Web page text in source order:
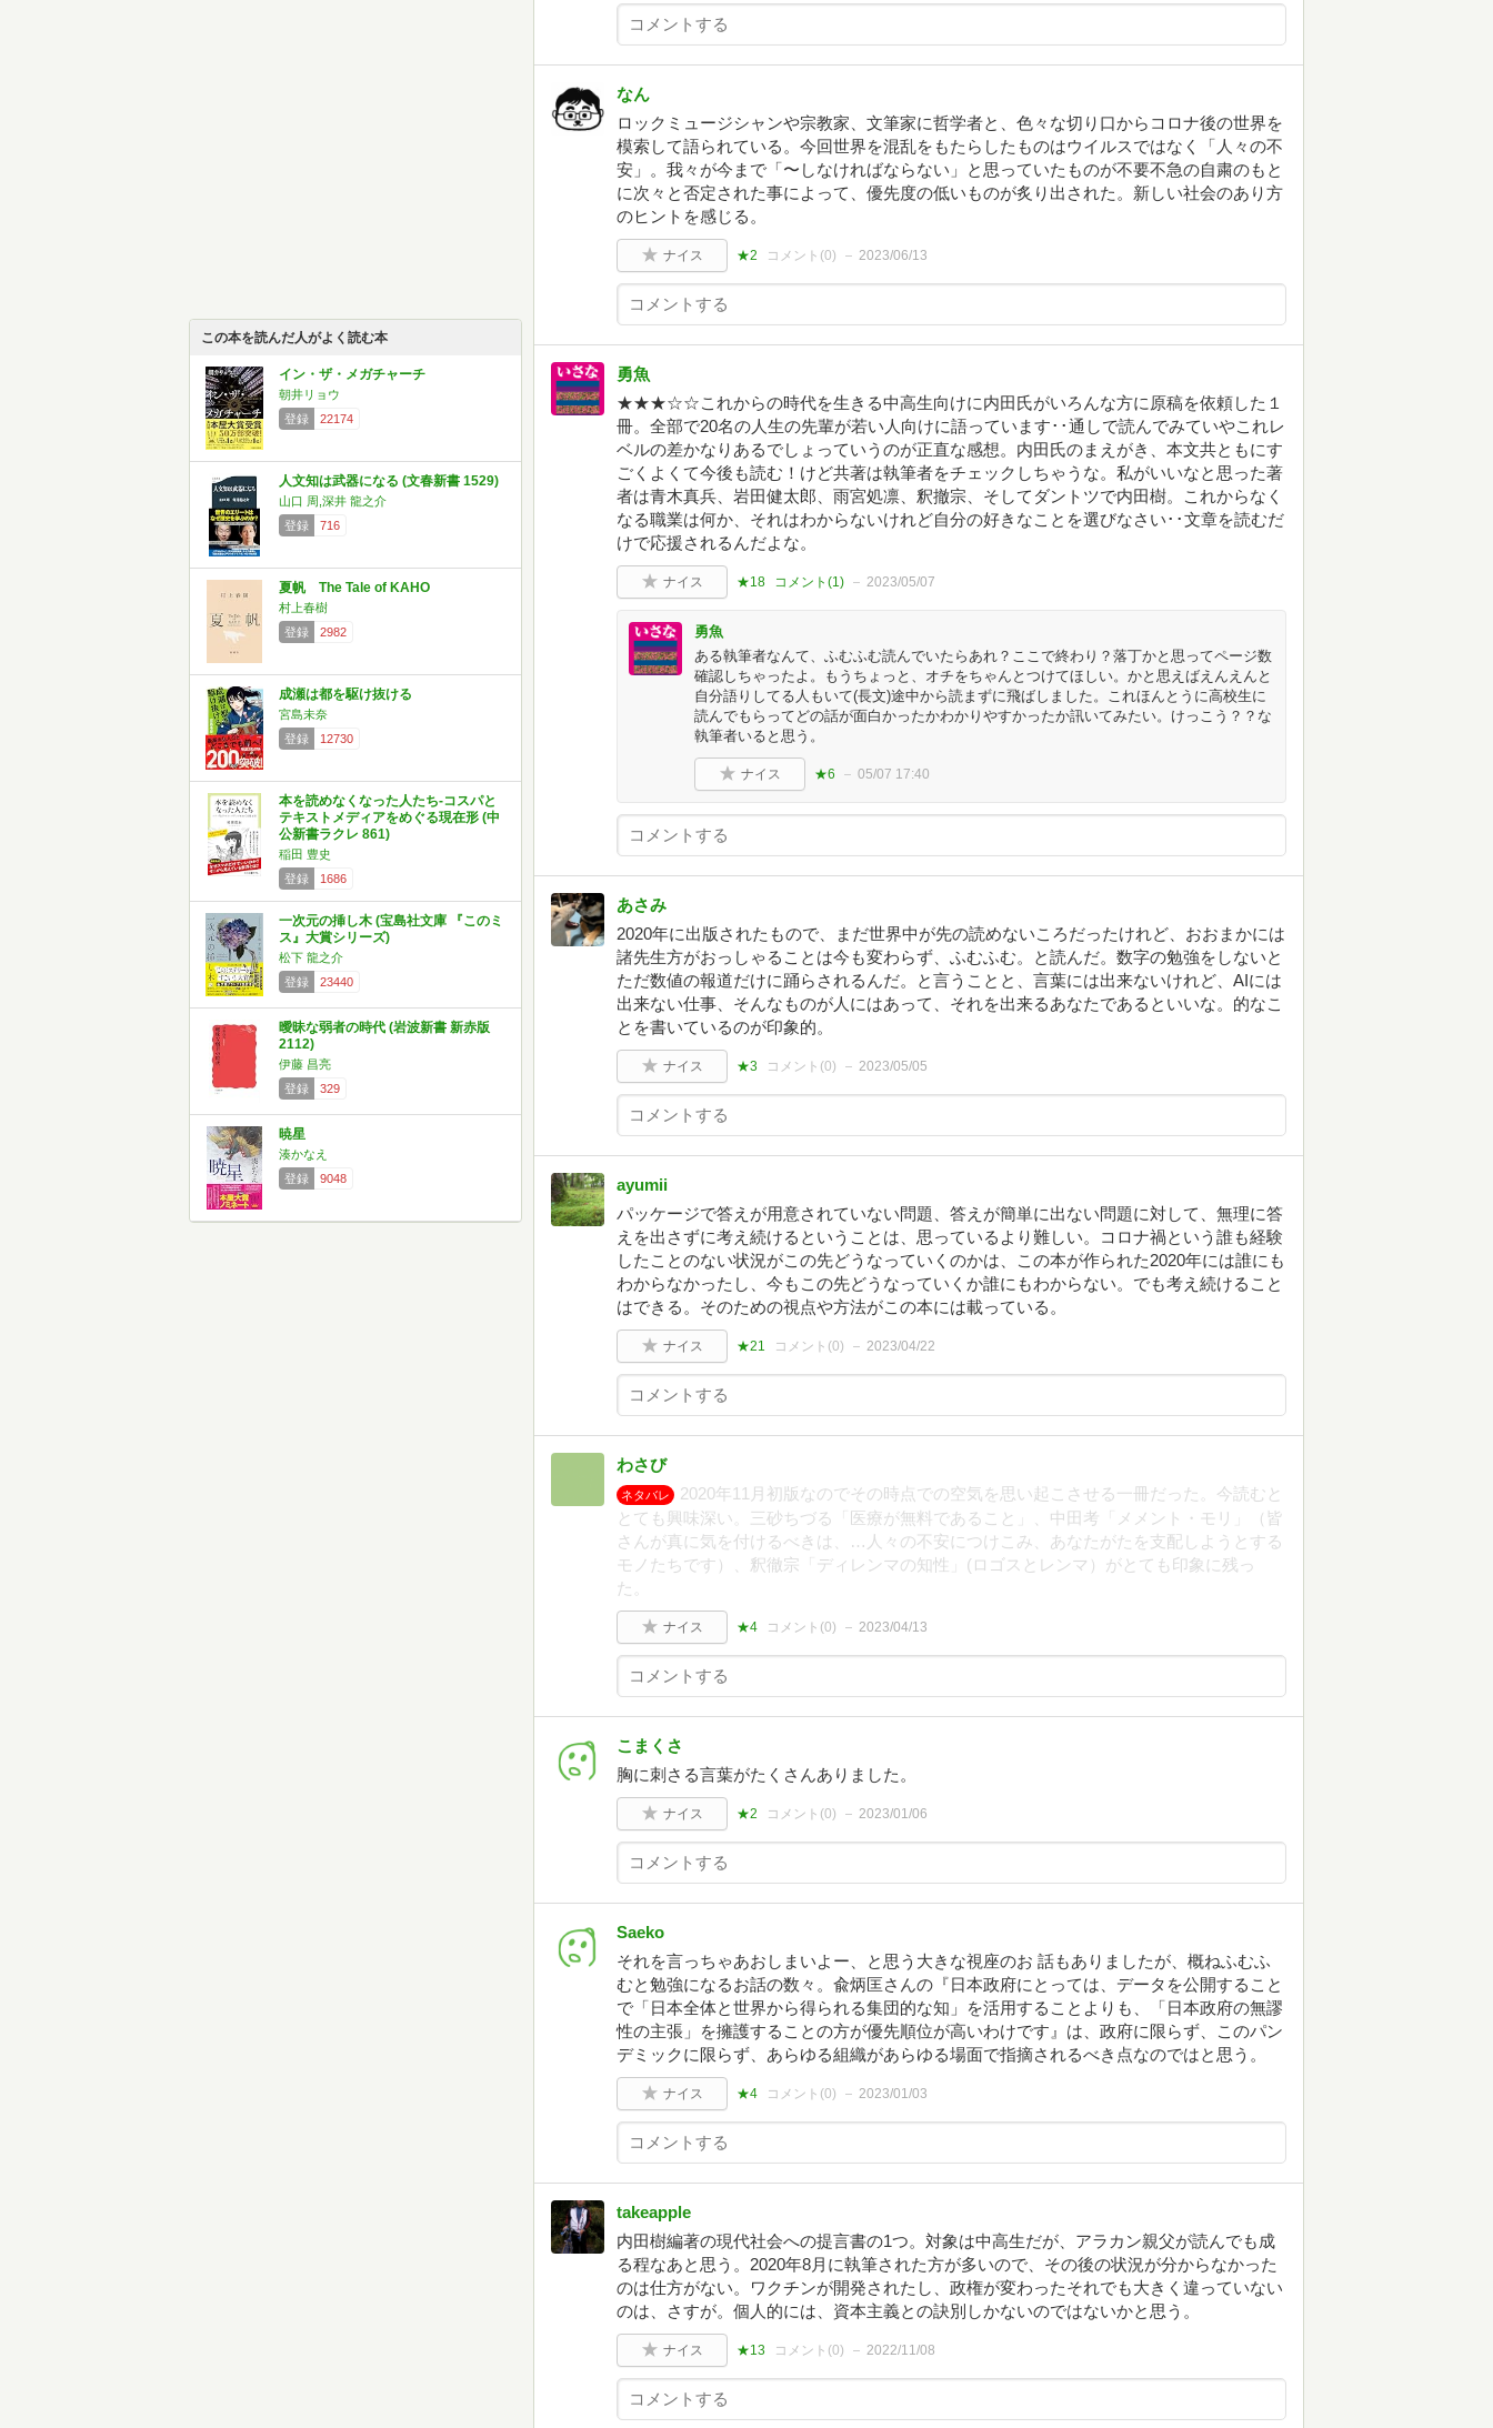
この本を読んだ人がよく読む本
イン・ザ・メガチャーチ
朝井リョウ
登録
22174
人文知は武器になる (文春新書 1529)
山口 周,深井 龍之介
登録
716
夏帆 The Tale of KAHO
村上春樹
登録
2982
成瀬は都を駆け抜ける
宮島未奈
登録
12730
本を読めなくなった人たち-コスパと
テキストメディアをめぐる現在形 (中
公新書ラクレ 861)
稲田 豊史
登録
1686
一次元の挿し木 (宝島社文庫 『このミ
ス』大賞シリーズ)
松下 龍之介
登録
23440
曖昧な弱者の時代 (岩波新書 新赤版
2112)
伊藤 昌亮
登録
329
暁星
湊かなえ
登録
9048
なん
ロックミュージシャンや宗教家、文筆家に哲学者と、色々な切り口からコロナ後の世界を
模索して語られている。今回世界を混乱をもたらしたものはウイルスではなく「人々の不
安」。我々が今まで「〜しなければならない」と思っていたものが不要不急の自粛のもと
に次々と否定された事によって、優先度の低いものが炙り出された。新しい社会のあり方
のヒントを感じる。
ナイス ★2 コメント(0) 2023/06/13
勇魚
★★★☆☆これからの時代を生きる中高生向けに内田氏がいろんな方に原稿を依頼した１
冊。全部で20名の人生の先輩が若い人向けに語っています･･通しで読んでみていやこれレ
ベルの差かなりあるでしょっていうのが正直な感想。内田氏のまえがき、本文共ともにす
ごくよくて今後も読む！けど共著は執筆者をチェックしちゃうな。私がいいなと思った著
者は青木真兵、岩田健太郎、雨宮処凛、釈撤宗、そしてダントツで内田樹。これからなく
なる職業は何か、それはわからないけれど自分の好きなことを選びなさい･･文章を読むだ
けで応援されるんだよな。
ナイス ★18 コメント(1) 2023/05/07
勇魚
ある執筆者なんて、ふむふむ読んでいたらあれ？ここで終わり？落丁かと思ってページ数
確認しちゃったよ。もうちょっと、オチをちゃんとつけてほしい。かと思えばえんえんと
自分語りしてる人もいて(長文)途中から読まずに飛ばしました。これほんとうに高校生に
読んでもらってどの話が面白かったかわかりやすかったか訊いてみたい。けっこう？？な
執筆者いると思う。
ナイス ★6 05/07 17:40
あさみ
2020年に出版されたもので、まだ世界中が先の読めないころだったけれど、おおまかには
諸先生方がおっしゃることは今も変わらず、ふむふむ。と読んだ。数字の勉強をしないと
ただ数値の報道だけに踊らされるんだ。と言うことと、言葉には出来ないけれど、AIには
出来ない仕事、そんなものが人にはあって、それを出来るあなたであるといいな。的なこ
とを書いているのが印象的。
ナイス ★3 コメント(0) 2023/05/05
ayumii
パッケージで答えが用意されていない問題、答えが簡単に出ない問題に対して、無理に答
えを出さずに考え続けるということは、思っているより難しい。コロナ禍という誰も経験
したことのない状況がこの先どうなっていくのかは、この本が作られた2020年には誰にも
わからなかったし、今もこの先どうなっていくか誰にもわからない。でも考え続けること
はできる。そのための視点や方法がこの本には載っている。
ナイス ★21 コメント(0) 2023/04/22
わさび
ネタバレ
2020年11月初版なのでその時点での空気を思い起こさせる一冊だった。今読むと
とても興味深い。三砂ちづる「医療が無料であること」、中田考「メメント・モリ」（皆
さんが真に気を付けるべきは、…人々の不安につけこみ、あなたがたを支配しようとする
モノたちです）、釈徹宗「ディレンマの知性」(ロゴスとレンマ）がとても印象に残っ
た。
ナイス ★4 コメント(0) 2023/04/13
こまくさ
胸に刺さる言葉がたくさんありました。
ナイス ★2 コメント(0) 2023/01/06
Saeko
それを言っちゃあおしまいよー、と思う大きな視座のお 話もありましたが、概ねふむふ
むと勉強になるお話の数々。兪炳匡さんの『日本政府にとっては、データを公開すること
で「日本全体と世界から得られる集団的な知」を活用することよりも、「日本政府の無謬
性の主張」を擁護することの方が優先順位が高いわけです』は、政府に限らず、このパン
デミックに限らず、あらゆる組織があらゆる場面で指摘されるべき点なのではと思う。
ナイス ★4 コメント(0) 2023/01/03
takeapple
内田樹編著の現代社会への提言書の1つ。対象は中高生だが、アラカン親父が読んでも成
る程なあと思う。2020年8月に執筆された方が多いので、その後の状況が分からなかった
のは仕方がない。ワクチンが開発されたし、政権が変わったそれでも大きく違っていない
のは、さすが。個人的には、資本主義との訣別しかないのではないかと思う。
ナイス ★13 コメント(0) 2022/11/08